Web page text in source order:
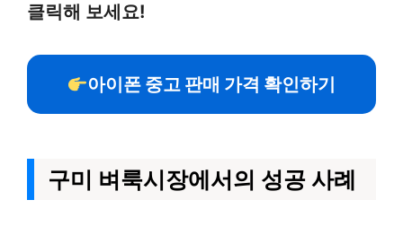
클릭해 보세요!
아이폰 중고 판매 가격 확인하기
구미 벼룩시장에서의 성공 사례